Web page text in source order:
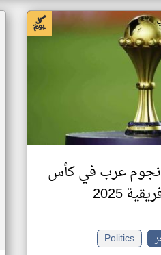
أفضل 7 نجوم عرب في كأس
2025
Politics